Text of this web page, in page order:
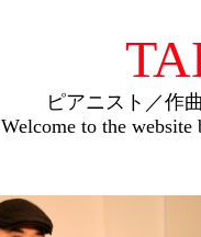
ピアニスト／作
Welcome to the